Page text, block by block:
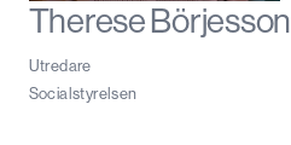
Therese Börjesson
Utredare
Socialstyrelsen